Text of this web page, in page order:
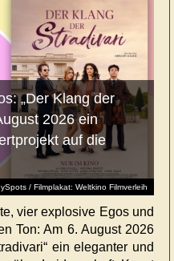
/ Filmplakat: Weltkino Filmverleih
„Der Klang der
2026 ein
auf die
vier explosive Egos und
Ton: Am 6. August 2026
ein eleganter und